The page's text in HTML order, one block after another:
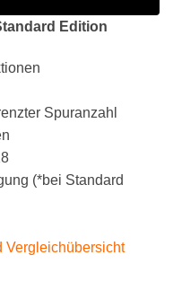
Edition
Spuranzahl
(*bei Standard
Vergleichübersicht